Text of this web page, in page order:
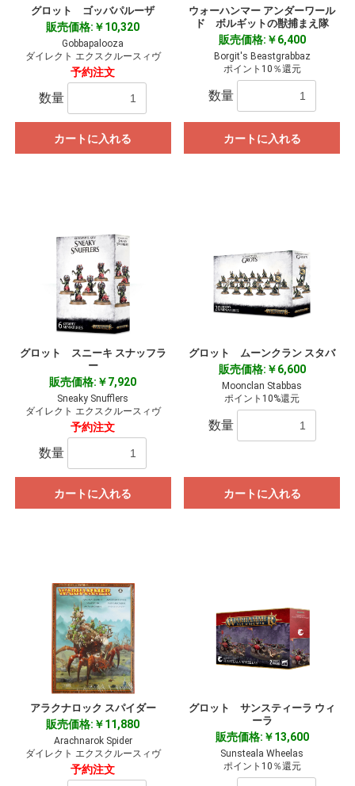
グロット ゴッバパルーザ
販売価格:￥10,320
Gobbapalooza
ダイレクト エクスクルースィヴ
予約注文
数量
カートに入れる
ウォーハンマー アンダーワール
ド ボルギットの獣捕まえ隊
販売価格:￥6,400
Borgit's Beastgrabbaz
ポイント10％還元
数量
カートに入れる
グロット スニーキ スナッフラ
ー
販売価格:￥7,920
Sneaky Snufflers
ダイレクト エクスクルースィヴ
予約注文
数量
カートに入れる
グロット ムーンクラン スタバ
販売価格:￥6,600
Moonclan Stabbas
ポイント10%還元
数量
カートに入れる
アラクナロック スパイダー
販売価格:￥11,880
Arachnarok Spider
ダイレクト エクスクルースィヴ
予約注文
グロット サンスティーラ ウィ
ーラ
販売価格:￥13,600
Sunsteala Wheelas
ポイント10％還元